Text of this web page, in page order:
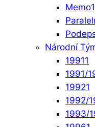
Memo
Národní
19911
1991/
19921
1992/
1993/